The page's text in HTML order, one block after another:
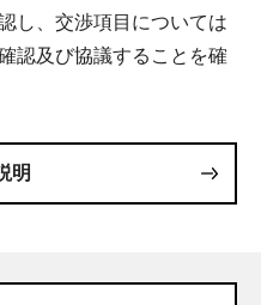
し、交渉項目については
認及び協議することを確
明